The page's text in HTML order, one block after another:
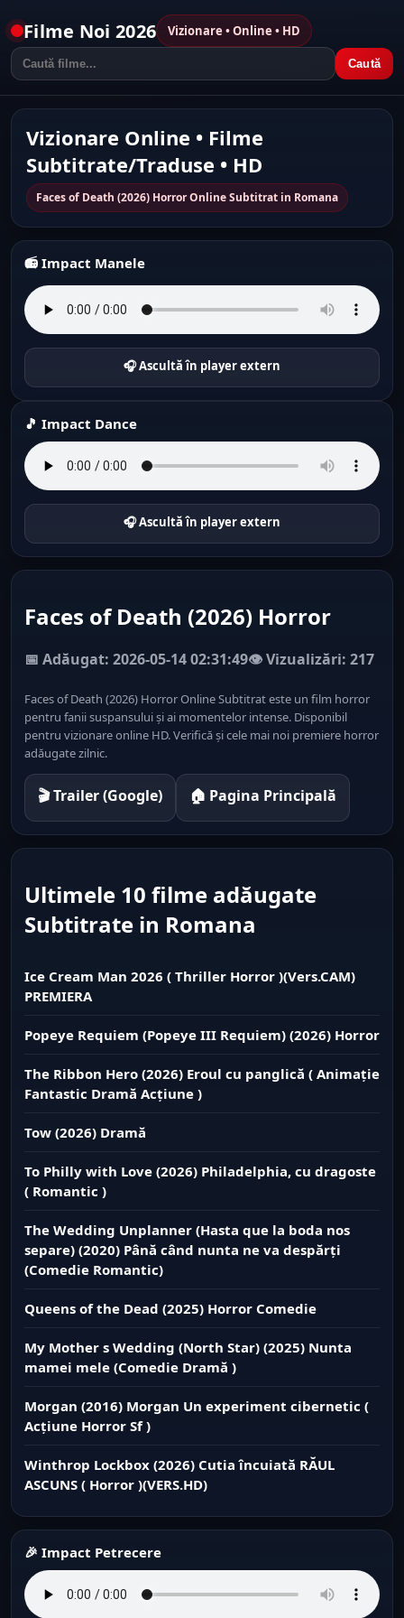
Filme Noi 2026 Vizionare • Online • HD
Caută
Vizionare Online • Filme
Subtitrate/Traduse • HD
Faces of Death (2026) Horror Online Subtitrat in Romana
📻 Impact Manele
🎧 Ascultă în player extern
🎵 Impact Dance
🎧 Ascultă în player extern
Faces of Death (2026) Horror
📅 Adăugat: 2026-05-14 02:31:49👁️ Vizualizări: 217
Faces of Death (2026) Horror Online Subtitrat este un film horror
pentru fanii suspansului și ai momentelor intense. Disponibil
pentru vizionare online HD. Verifică și cele mai noi premiere horror
adăugate zilnic.
🎬 Trailer (Google) 🏠 Pagina Principală
Ultimele 10 filme adăugate
Subtitrate in Romana
Ice Cream Man 2026 ( Thriller Horror )(Vers.CAM)
PREMIERA
Popeye Requiem (Popeye III Requiem) (2026) Horror
The Ribbon Hero (2026) Eroul cu panglică ( Animație
Fantastic Dramă Acțiune )
Tow (2026) Dramă
To Philly with Love (2026) Philadelphia, cu dragoste
( Romantic )
The Wedding Unplanner (Hasta que la boda nos
separe) (2020) Până când nunta ne va despărți
(Comedie Romantic)
Queens of the Dead (2025) Horror Comedie
My Mother s Wedding (North Star) (2025) Nunta
mamei mele (Comedie Dramă )
Morgan (2016) Morgan Un experiment cibernetic (
Acțiune Horror Sf )
Winthrop Lockbox (2026) Cutia încuiată RĂUL
ASCUNS ( Horror )(VERS.HD)
🎉 Impact Petrecere